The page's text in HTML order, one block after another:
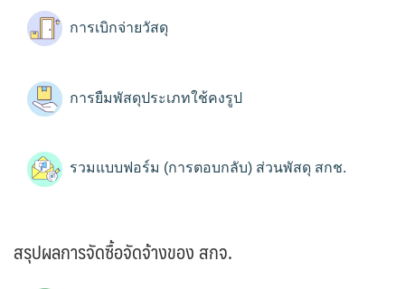
การเบิกจ่ายวัสดุ
การยืมพัสดุประเภทใช้คงรูป
รวมแบบฟอร์ม (การตอบกลับ) ส่วนพัสดุ สกช.
สรุปผลการจัดซื้อจัดจ้างของ สกจ.